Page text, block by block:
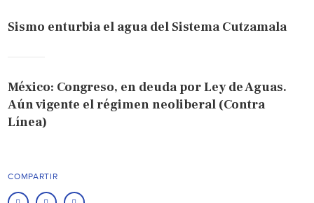
Sismo enturbia el agua del Sistema Cutzamala
México: Congreso, en deuda por Ley de Aguas.
Aún vigente el régimen neoliberal (Contra
Línea)
COMPARTIR